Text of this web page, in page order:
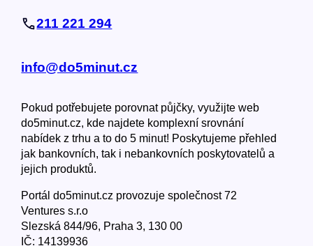
211 221 294
info@do5minut.cz
Pokud potřebujete porovnat půjčky, využijte web
do5minut.cz, kde najdete komplexní srovnání
nabídek z trhu a to do 5 minut! Poskytujeme přehled
jak bankovních, tak i nebankovních poskytovatelů a
jejich produktů.
Portál do5minut.cz provozuje společnost 72
Ventures s.r.o
Slezská 844/96, Praha 3, 130 00
IČ: 14139936